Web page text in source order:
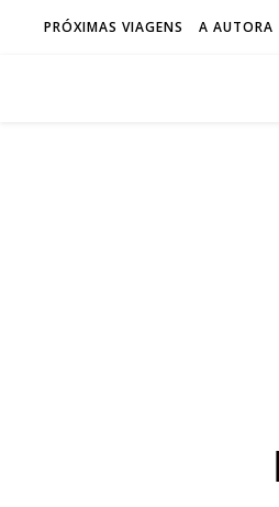
PRÓXIMAS VIAGENS A AUTORA